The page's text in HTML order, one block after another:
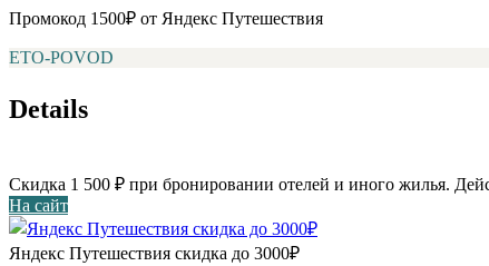
Промокод 1500₽ от Яндекс Путешествия
ETO-POVOD
Details
Скидка 1 500 ₽ при бронировании отелей и иного жилья.
На сайт
Яндекс Путешествия скидка до 3000₽